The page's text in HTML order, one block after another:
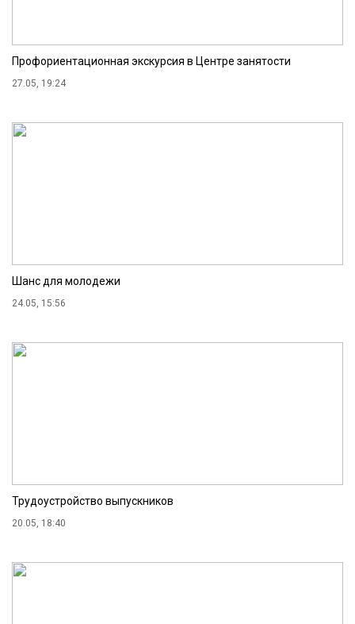
Профориентационная экскурсия в Центре занятости
27.05, 19:24
Шанс для молодежи
24.05, 15:56
Трудоустройство выпускников
20.05, 18:40